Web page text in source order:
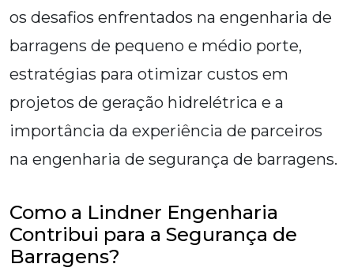
os desafios enfrentados na engenharia de
barragens de pequeno e médio porte,
estratégias para otimizar custos em
projetos de geração hidrelétrica e a
importância da experiência de parceiros
na engenharia de segurança de barragens.
Como a Lindner Engenharia
Contribui para a Segurança de
Barragens?